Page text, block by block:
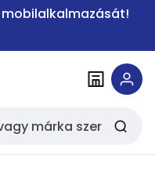
mobilalkalmazását!